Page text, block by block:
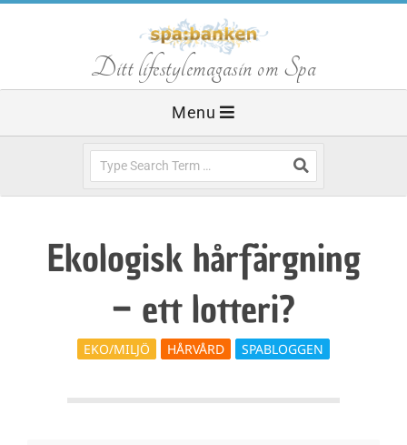
S
p
a
Ditt lifestylemagasin om Spa
Menu
Ekologisk hårfärgning
– ett lotteri?
EKO/MILJÖ HÅRVÅRD SPABLOGGEN